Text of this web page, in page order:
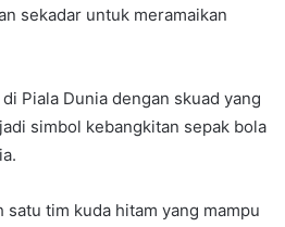
sekadar untuk meramaikan
Piala Dunia dengan skuad yang
simbol kebangkitan sepak bola
tim kuda hitam yang mampu